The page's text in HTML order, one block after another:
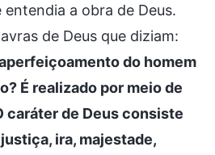
a obra de Deus.
de Deus que diziam:
do homem
É realizado por meio de
caráter de Deus consiste
ira, majestade,